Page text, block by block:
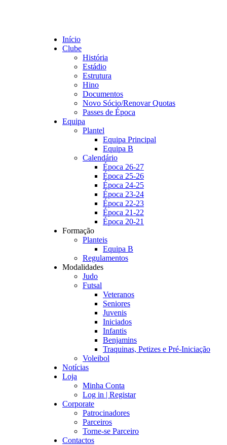
Início
Clube
História
Estádio
Estrutura
Hino
Documentos
Novo Sócio/Renovar Quotas
Passes de Época
Equipa
Plantel
Equipa Principal
Equipa B
Calendário
Época 26-27
Época 25-26
Época 24-25
Época 23-24
Época 22-23
Época 21-22
Época 20-21
Formação
Planteis
Equipa B
Regulamentos
Modalidades
Judo
Futsal
Veteranos
Seniores
Juvenis
Iniciados
Infantis
Benjamins
Traquinas, Petizes e Pré-Iniciação
Voleibol
Notícias
Loja
Minha Conta
Log in | Registar
Corporate
Patrocinadores
Parceiros
Torne-se Parceiro
Contactos